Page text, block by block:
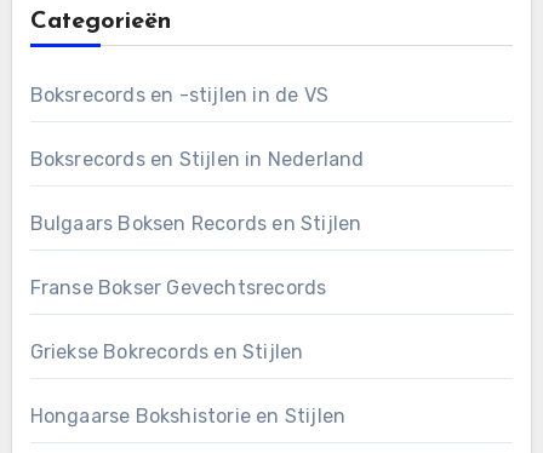
Categorieën
Boksrecords en -stijlen in de VS
Boksrecords en Stijlen in Nederland
Bulgaars Boksen Records en Stijlen
Franse Bokser Gevechtsrecords
Griekse Bokrecords en Stijlen
Hongaarse Bokshistorie en Stijlen